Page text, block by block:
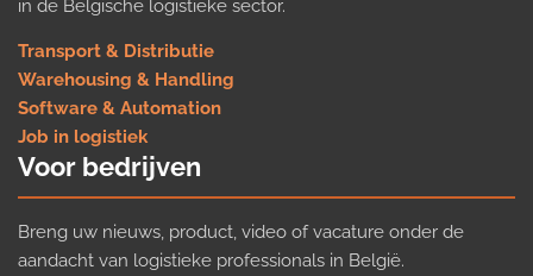
in de Belgische logistieke sector.
Transport & Distributie
Warehousing & Handling
Software & Automation
Job in logistiek
Voor bedrijven
Breng uw nieuws, product, video of vacature onder de
aandacht van logistieke professionals in België.